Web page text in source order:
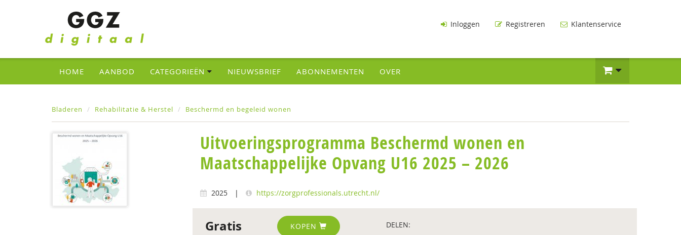
Inloggen Registreren Klantenservice
HOME AANBOD CATEGORIEËN NIEUWSBRIEF ABONNEMENTEN OVER
Bladeren Rehabilitatie & Herstel Beschermd en begeleid wonen
Uitvoeringsprogramma Beschermd wonen en
Maatschappelijke Opvang U16 2025 – 2026
2025 | https://zorgprofessionals.utrecht.nl/
Gratis KOPEN DELEN: